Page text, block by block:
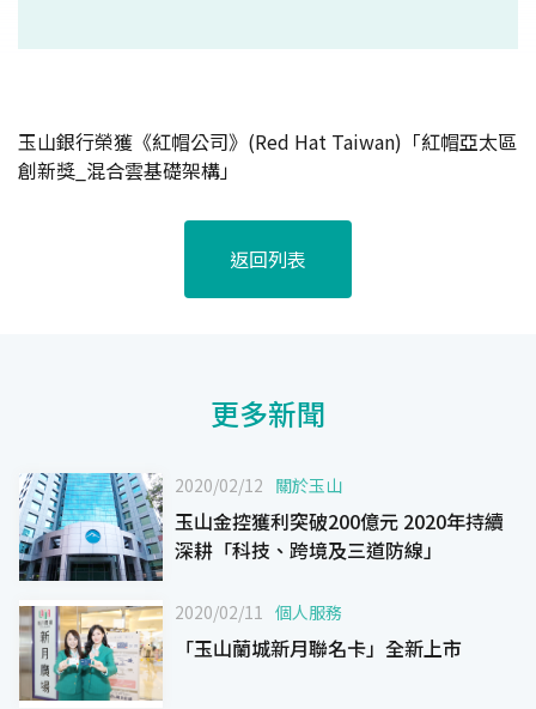
玉山銀行榮獲《紅帽公司》(Red Hat Taiwan)「紅帽亞太區
創新獎_混合雲基礎架構」
返回列表
更多新聞
2020/02/12 關於玉山
玉山金控獲利突破200億元 2020年持續
深耕「科技、跨境及三道防線」
2020/02/11 個人服務
「玉山蘭城新月聯名卡」全新上市